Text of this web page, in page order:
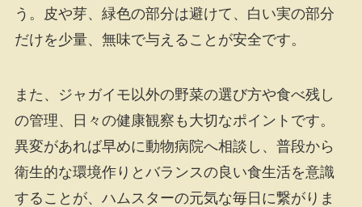
う。皮や芽、緑色の部分は避けて、白い実の部分
だけを少量、無味で与えることが安全です。
また、ジャガイモ以外の野菜の選び方や食べ残し
の管理、日々の健康観察も大切なポイントです。
異変があれば早めに動物病院へ相談し、普段から
衛生的な環境作りとバランスの良い食生活を意識
することが、ハムスターの元気な毎日に繋がりま